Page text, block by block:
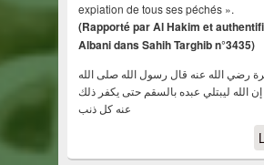
expiation de tous ses péchés ».
(Rapporté par Al Hakim et
Albani dans Sahih Targhib n°3435)
رضي الله عنه قال رسول الله صلى الله
الله ليبتلي عبده بالسقم حتى يكفر ذلك
عنه كل ذنب